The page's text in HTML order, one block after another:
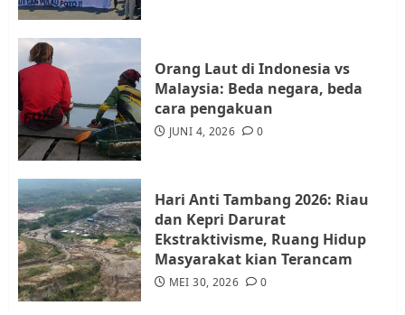
4
5
Tim Advokasi Desak BP Batam
Berhenti Merampas Tanah
Orang Laut di Indonesia vs
Malaysia: Beda negara, beda
cara pengakuan
JUNI 4, 2026 0
Hari Anti Tambang 2026: Riau
dan Kepri Darurat
Ekstraktivisme, Ruang Hidup
Masyarakat kian Terancam
MEI 30, 2026 0